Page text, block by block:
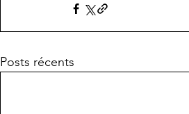
Posts récents